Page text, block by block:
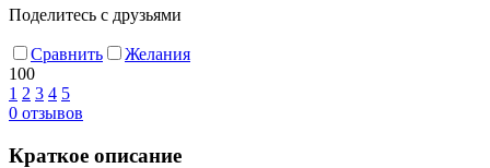
Поделитесь с друзьями
Сравнить
Желания
100
1 2 3 4 5
0 отзывов
Краткое описание